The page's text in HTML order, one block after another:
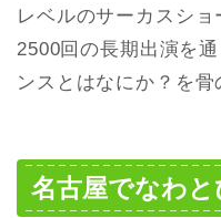
レベルのサーカスシ
2500回の長期出演を
ンスとはなにか？を骨
名古屋でなわ